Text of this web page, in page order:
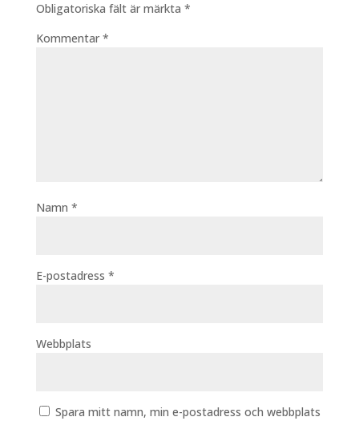
Obligatoriska fält är märkta *
Kommentar *
Namn *
E-postadress *
Webbplats
Spara mitt namn, min e-postadress och webbplats